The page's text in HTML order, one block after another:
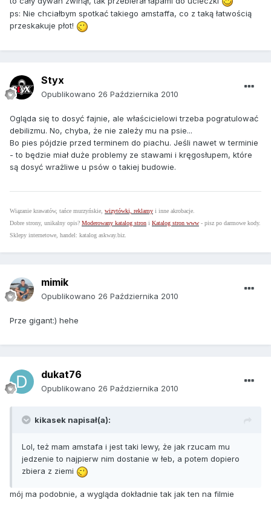
ps: Nie chciałbym spotkać takiego amstaffa, co z taką łatwością
przeskakuje płot!
Styx
Opublikowano 26 Października 2010
Ogląda się to dosyć fajnie, ale właścicielowi trzeba pogratulować
debilizmu. No, chyba, że nie zależy mu na psie...
Bo pies pójdzie przed terminem do piachu. Jeśli nawet w terminie
- to będzie miał duże problemy ze stawami i kręgosłupem, które
są dosyć wrażliwe u psów o takiej budowie.
Wiązanie krawatów, tańce murzyńskie, wizytówki, reklamy i inne akrobacje.
Dobre strony, unikalny opis? Moderowany katalog stron i Katalog stron www - pisz po darmowe kody.
Sklepy internetowe, handel: katalog askway.biz.
mimik
Opublikowano 26 Października 2010
Prze gigant:) hehe
dukat76
Opublikowano 26 Października 2010
kikasek napisał(a):
Lol, też mam amstafa i jest taki lewy, że jak rzucam mu
jedzenie to najpierw nim dostanie w łeb, a potem dopiero
zbiera z ziemi
mój ma podobnie, a wygląda dokładnie tak jak ten na filmie